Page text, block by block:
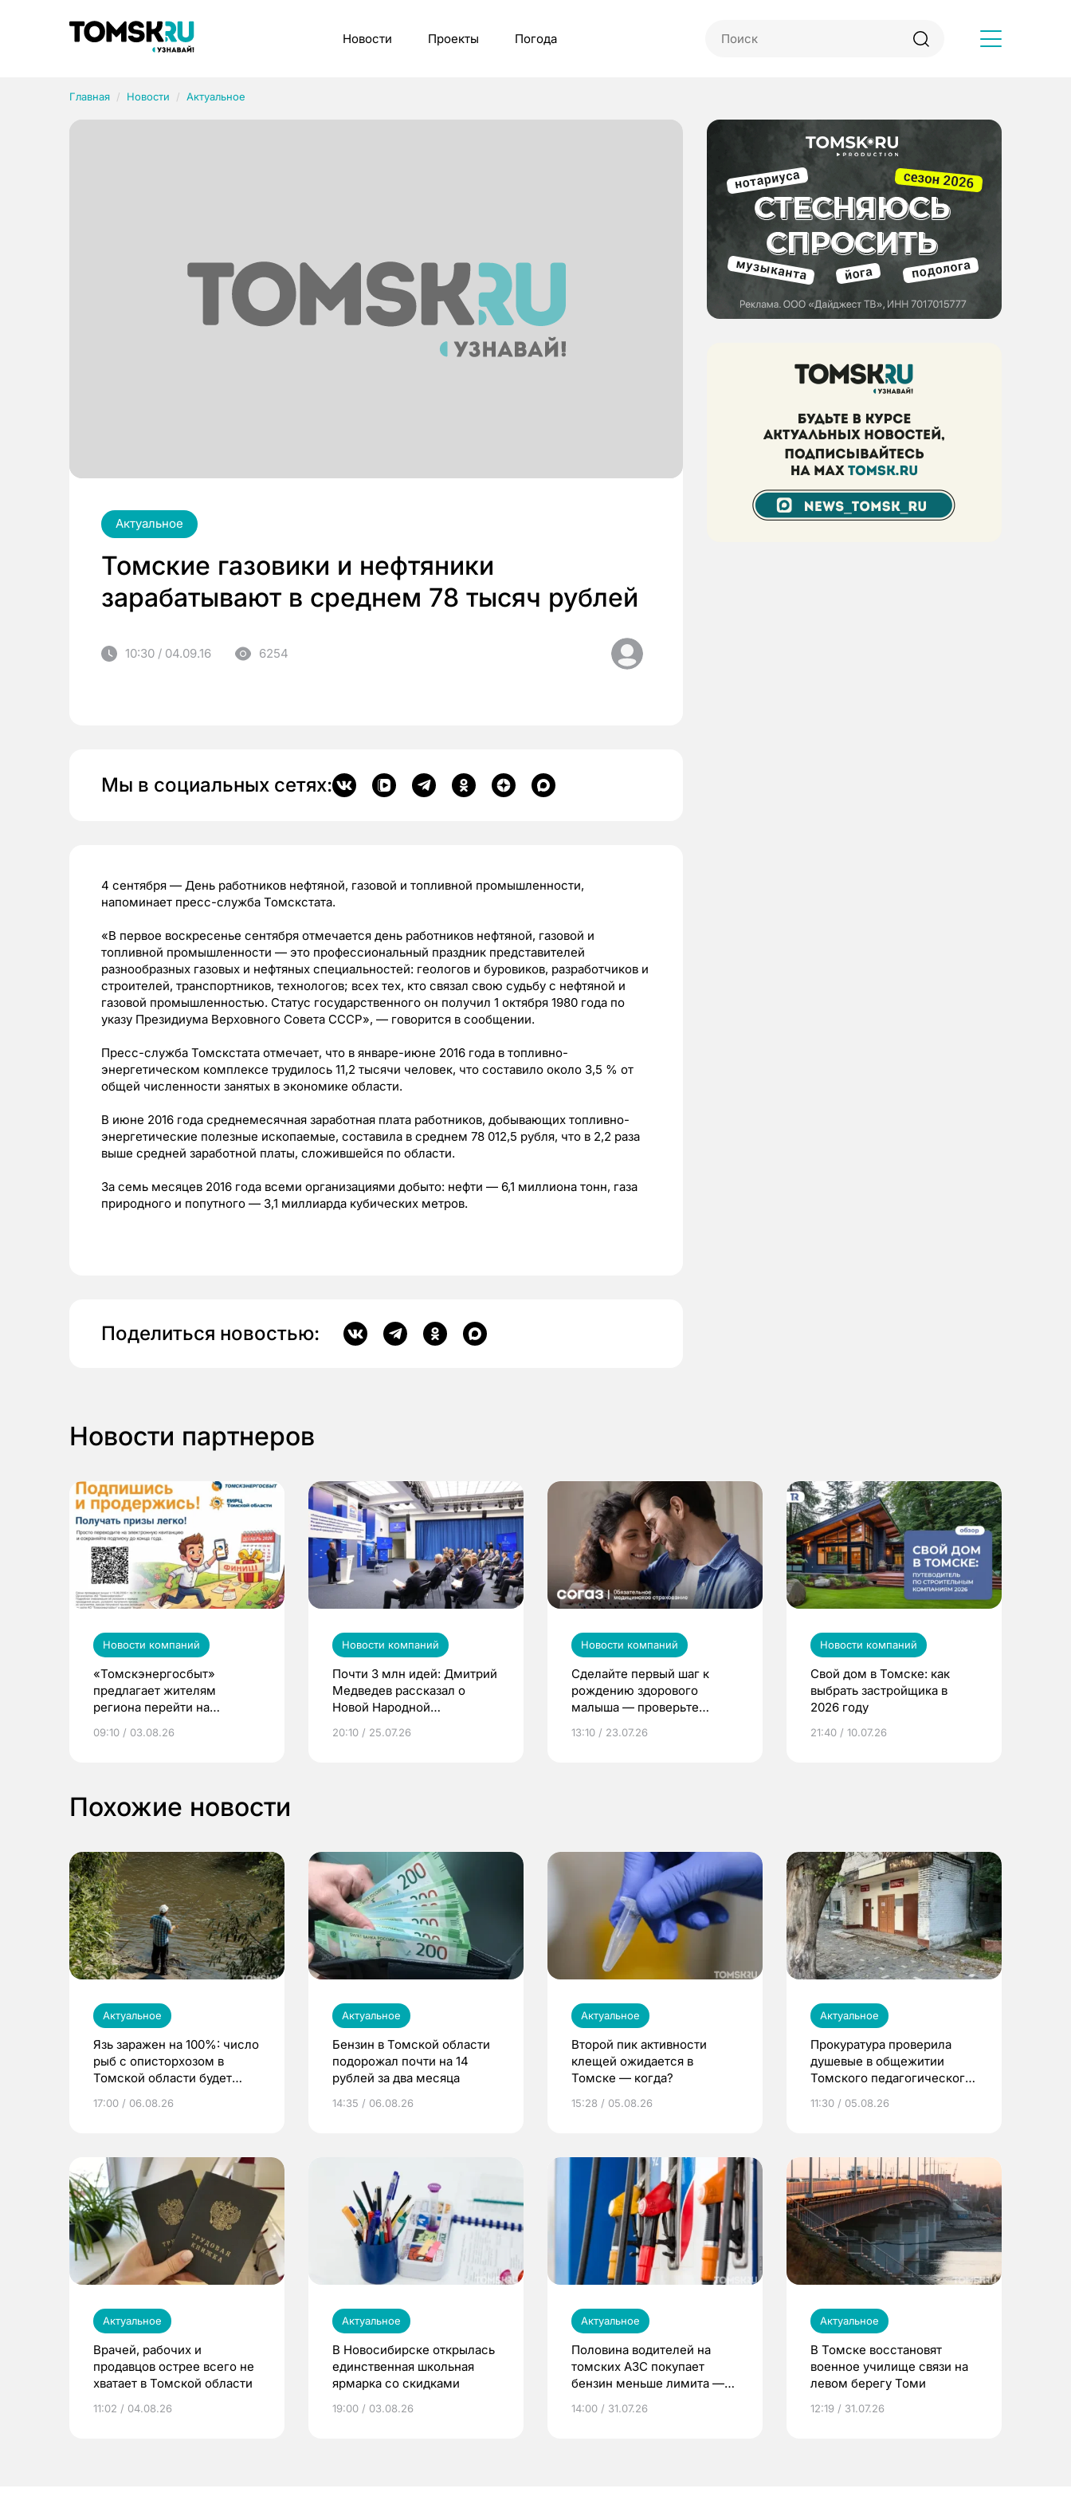
Новости Проекты Погода
Главная Новости Актуальное
Актуальное
Томские газовики и нефтяники
зарабатывают в среднем 78 тысяч рублей
10:30 / 04.09.16 6254
Мы в социальных сетях:
4 сентября — День работников нефтяной, газовой и топливной промышленности,
напоминает пресс-служба Томскстата.
«В первое воскресенье сентября отмечается день работников нефтяной, газовой и
топливной промышленности — это профессиональный праздник представителей
разнообразных газовых и нефтяных специальностей: геологов и буровиков, разработчиков и
строителей, транспортников, технологов; всех тех, кто связал свою судьбу с нефтяной и
газовой промышленностью. Статус государственного он получил 1 октября 1980 года по
указу Президиума Верховного Совета СССР», — говорится в сообщении.
Пресс-служба Томскстата отмечает, что в январе-июне 2016 года в топливно-
энергетическом комплексе трудилось 11,2 тысячи человек, что составило около 3,5 % от
общей численности занятых в экономике области.
В июне 2016 года среднемесячная заработная плата работников, добывающих топливно-
энергетические полезные ископаемые, составила в среднем 78 012,5 рубля, что в 2,2 раза
выше средней заработной платы, сложившейся по области.
За семь месяцев 2016 года всеми организациями добыто: нефти — 6,1 миллиона тонн, газа
природного и попутного — 3,1 миллиарда кубических метров.
Поделиться новостью:
Новости партнеров
Новости компаний
«Томскэнергосбыт»
предлагает жителям
региона перейти на
выиграть призы
09:10 / 03.08.26
Новости компаний
Почти 3 млн идей: Дмитрий
Медведев рассказал о
Новой Народной
20:10 / 25.07.26
Новости компаний
Сделайте первый шаг к
рождению здорового
малыша — проверьте
по ОМС!
13:10 / 23.07.26
Новости компаний
Свой дом в Томске: как
выбрать застройщика в
2026 году
21:40 / 10.07.26
Похожие новости
Актуальное
Язь заражен на 100%: число
рыб с описторхозом в
Томской области будет
17:00 / 06.08.26
Актуальное
Бензин в Томской области
подорожал почти на 14
рублей за два месяца
14:35 / 06.08.26
Актуальное
Второй пик активности
клещей ожидается в
Томске — когда?
15:28 / 05.08.26
Актуальное
Прокуратура проверила
душевые в общежитии
Томского педагогического
11:30 / 05.08.26
Актуальное
Врачей, рабочих и
продавцов острее всего не
хватает в Томской области
11:02 / 04.08.26
Актуальное
В Новосибирске открылась
единственная школьная
ярмарка со скидками
19:00 / 03.08.26
Актуальное
Половина водителей на
томских АЗС покупает
бензин меньше лимита —
14:00 / 31.07.26
Актуальное
В Томске восстановят
военное училище связи на
левом берегу Томи
12:19 / 31.07.26
Рубрики